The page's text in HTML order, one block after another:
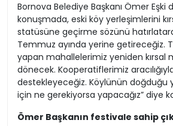
Bornova Belediye Başkanı Ömer Eşki
konuşmada, eski köy yerleşimlerini
statüsüne geçirme sözünü
Temmuz ayında yerine getireceğiz.
yapan mahallelerimiz yeniden kırsal
dönecek. Kooperatiflerimiz
destekleyeceğiz. Köylünün doğduğu
için ne gerekiyorsa yapacağız” diye
Ömer Başkanın festivale sahip